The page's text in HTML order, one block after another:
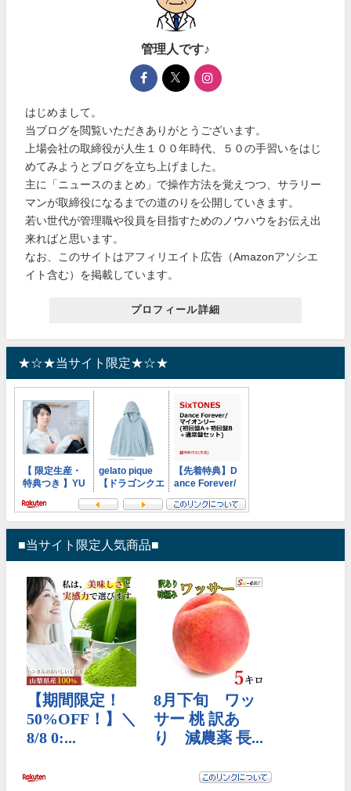
管理人です♪
はじめまして。
当ブログを閲覧いただきありがとうございます。
上場会社の取締役が人生１００年時代、５０の手習いをはじ
めてみようとブログを立ち上げました。
主に「ニュースのまとめ」で操作方法を覚えつつ、サラリー
マンが取締役になるまでの道のりを公開していきます。
若い世代が管理職や役員を目指すためのノウハウをお伝え出
来ればと思います。
なお、このサイトはアフィリエイト広告（Amazonアソシエ
イト含む）を掲載しています。
プロフィール詳細
★☆★当サイト限定★☆★
■当サイト限定人気商品■